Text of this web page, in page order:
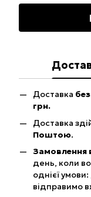
Доставка
грн.
Доставка
Поштою.
Замовлення
день, коли
однієї
відправимо